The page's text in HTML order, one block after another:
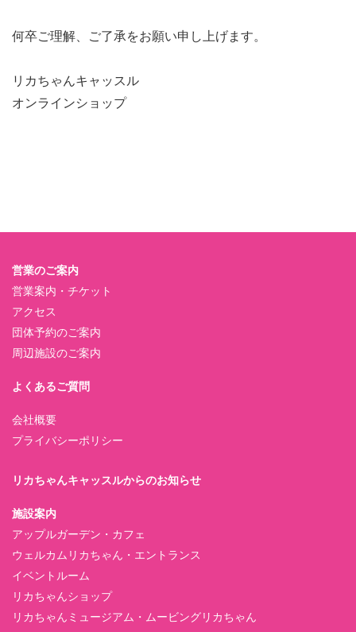
何卒ご理解、ご了承をお願い申し上げます。
リカちゃんキャッスル
オンラインショップ
営業のご案内
営業案内・チケット
アクセス
団体予約のご案内
周辺施設のご案内
よくあるご質問
会社概要
プライバシーポリシー
リカちゃんキャッスルからのお知らせ
施設案内
アップルガーデン・カフェ
ウェルカムリカちゃん・エントランス
イベントルーム
リカちゃんショップ
リカちゃんミュージアム・ムービングリカちゃん